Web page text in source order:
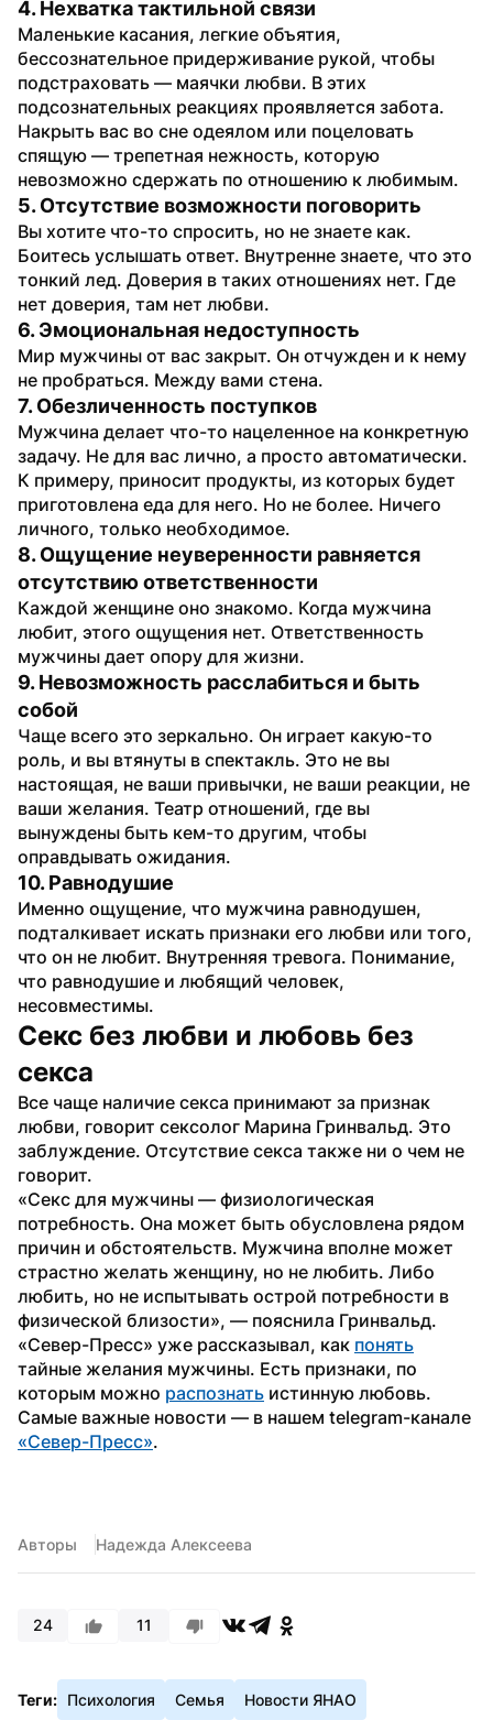
4. Нехватка тактильной связи
Маленькие касания, легкие объятия,
бессознательное придерживание рукой, чтобы
подстраховать — маячки любви. В этих
подсознательных реакциях проявляется забота.
Накрыть вас во сне одеялом или поцеловать
спящую — трепетная нежность, которую
невозможно сдержать по отношению к любимым.
5. Отсутствие возможности поговорить
Вы хотите что-то спросить, но не знаете как.
Боитесь услышать ответ. Внутренне знаете, что это
тонкий лед. Доверия в таких отношениях нет. Где
нет доверия, там нет любви.
6. Эмоциональная недоступность
Мир мужчины от вас закрыт. Он отчужден и к нему
не пробраться. Между вами стена.
7. Обезличенность поступков
Мужчина делает что-то нацеленное на конкретную
задачу. Не для вас лично, а просто автоматически.
К примеру, приносит продукты, из которых будет
приготовлена еда для него. Но не более. Ничего
личного, только необходимое.
8. Ощущение неуверенности равняется
отсутствию ответственности
Каждой женщине оно знакомо. Когда мужчина
любит, этого ощущения нет. Ответственность
мужчины дает опору для жизни.
9. Невозможность расслабиться и быть
собой
Чаще всего это зеркально. Он играет какую-то
роль, и вы втянуты в спектакль. Это не вы
настоящая, не ваши привычки, не ваши реакции, не
ваши желания. Театр отношений, где вы
вынуждены быть кем-то другим, чтобы
оправдывать ожидания.
10. Равнодушие
Именно ощущение, что мужчина равнодушен,
подталкивает искать признаки его любви или того,
что он не любит. Внутренняя тревога. Понимание,
что равнодушие и любящий человек,
несовместимы.
Секс без любви и любовь без
секса
Все чаще наличие секса принимают за признак
любви, говорит сексолог Марина Гринвальд. Это
заблуждение. Отсутствие секса также ни о чем не
говорит.
«Секс для мужчины — физиологическая
потребность. Она может быть обусловлена рядом
причин и обстоятельств. Мужчина вполне может
страстно желать женщину, но не любить. Либо
любить, но не испытывать острой потребности в
физической близости», — пояснила Гринвальд.
«Север-Пресс» уже рассказывал, как понять
тайные желания мужчины. Есть признаки, по
которым можно распознать истинную любовь.
«Север-Пресс».
Авторы Надежда Алексеева
24 11
Теги: Психология Семья Новости ЯНАО